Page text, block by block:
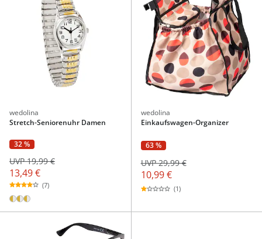
wedolina
Stretch-Seniorenuhr Damen
32 %
13,49 €
UVP 19,99 €
(7)
wedolina
Einkaufswagen-Organizer
63 %
10,99 €
UVP 29,99 €
(1)